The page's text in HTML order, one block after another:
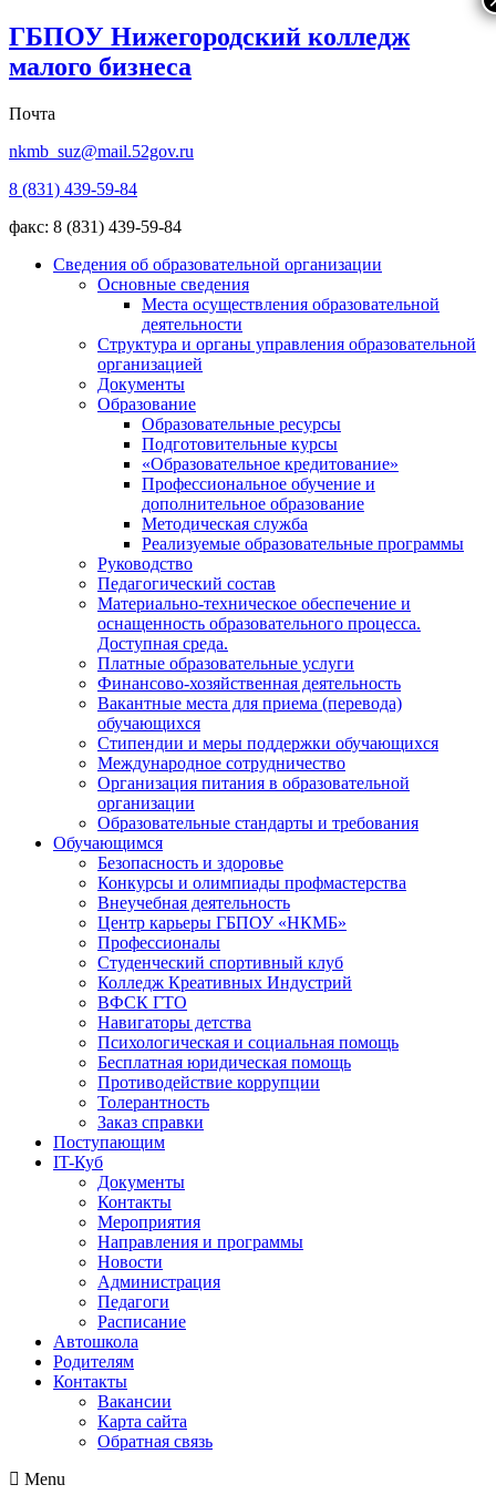
ГБПОУ Нижегородский колледж
малого бизнеса
Почта
nkmb_suz@mail.52gov.ru
8 (831) 439-59-84
факс: 8 (831) 439-59-84
Сведения об образовательной организации
Основные сведения
Места осуществления образовательной
деятельности
Структура и органы управления образовательной
организацией
Документы
Образование
Образовательные ресурсы
Подготовительные курсы
«Образовательное кредитование»
Профессиональное обучение и
дополнительное образование
Методическая служба
Реализуемые образовательные программы
Руководство
Педагогический состав
Материально-техническое обеспечение и
оснащенность образовательного процесса.
Доступная среда.
Платные образовательные услуги
Финансово-хозяйственная деятельность
Вакантные места для приема (перевода)
обучающихся
Стипендии и меры поддержки обучающихся
Международное сотрудничество
Организация питания в образовательной
организации
Образовательные стандарты и требования
Обучающимся
Безопасность и здоровье
Конкурсы и олимпиады профмастерства
Внеучебная деятельность
Центр карьеры ГБПОУ «НКМБ»
Профессионалы
Студенческий спортивный клуб
Колледж Креативных Индустрий
ВФСК ГТО
Навигаторы детства
Психологическая и социальная помощь
Бесплатная юридическая помощь
Противодействие коррупции
Толерантность
Заказ справки
Поступающим
IT-Куб
Документы
Контакты
Мероприятия
Направления и программы
Новости
Администрация
Педагоги
Расписание
Автошкола
Родителям
Контакты
Вакансии
Карта сайта
Обратная связь
Menu